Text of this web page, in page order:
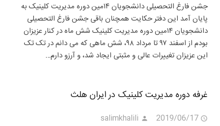
جشن فارغ التحصیلی دانشجویان ۱۴مین دوره مدیریت کلینیک به
پایان آمد این دفتر حکایت همچنان باقی جشن فارغ التحصیلی
دانشجویان ۱۴مین دوره مدیریت کلینیک شش ماه در کنار عزیزان
بودم از اسفند ۹۷ تا مرداد ۹۸، شش ماهی که می دانم در تک تک
این عزیزان تغییرات عالی و مثبتی ایجاد شد، و آرزو دارم…
غرفه دوره مدیریت کلینیک در ایران هلث
2019/06/17
salimkhalili